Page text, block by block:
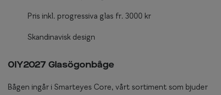
Pris inkl. progressiva glas fr. 3000 kr
Skandinavisk design
0IY2027 Glasögonbåge
Bågen ingår i Smarteyes Core, vårt sortiment som bjuder